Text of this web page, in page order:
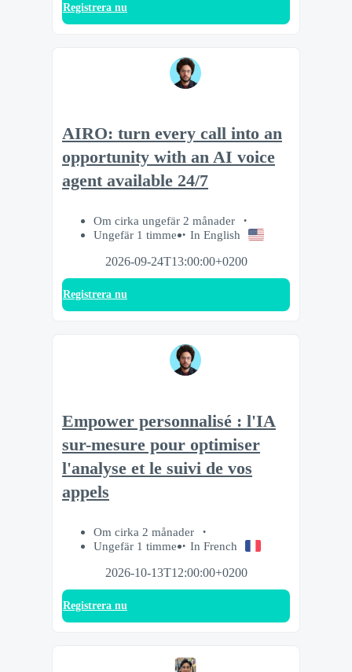
Registrera nu
AIRO: turn every call into an
opportunity with an AI voice
agent available 24/7
Om cirka ungefär 2 månader
Ungefär 1 timme
In English
2026-09-24T13:00:00+0200
Registrera nu
Empower personnalisé : l'IA
sur-mesure pour optimiser
l'analyse et le suivi de vos
appels
Om cirka 2 månader
Ungefär 1 timme
In French
2026-10-13T12:00:00+0200
Registrera nu